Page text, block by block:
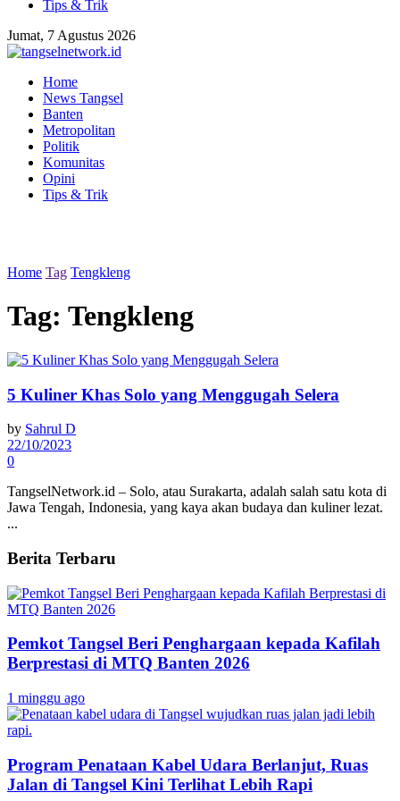
Tips & Trik
Jumat, 7 Agustus 2026
Home
News Tangsel
Banten
Metropolitan
Politik
Komunitas
Opini
Tips & Trik
Home Tag Tengkleng
Tag: Tengkleng
5 Kuliner Khas Solo yang Menggugah Selera
by Sahrul D
22/10/2023
0
TangselNetwork.id – Solo, atau Surakarta, adalah salah satu kota di
Jawa Tengah, Indonesia, yang kaya akan budaya dan kuliner lezat.
...
Berita Terbaru
Pemkot Tangsel Beri Penghargaan kepada Kafilah
Berprestasi di MTQ Banten 2026
1 minggu ago
Program Penataan Kabel Udara Berlanjut, Ruas
Jalan di Tangsel Kini Terlihat Lebih Rapi